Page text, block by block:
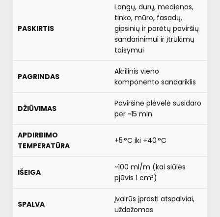
PASKIRTIS
Langų, durų, medienos,
tinko, mūro, fasadų,
gipsinių ir porėtų paviršių
sandarinimui ir įtrūkimų
taisymui
PAGRINDAS
Akrilinis vieno
komponento sandariklis
DŽIŪVIMAS
Paviršinė plėvelė susidaro
per ~15 min.
APDIRBIMO
TEMPERATŪRA
+5 °C iki +40 °C
IŠEIGA
~100 ml/m (kai siūlės
pjūvis 1 cm²)
SPALVA
Įvairūs įprasti atspalviai,
uždažomas